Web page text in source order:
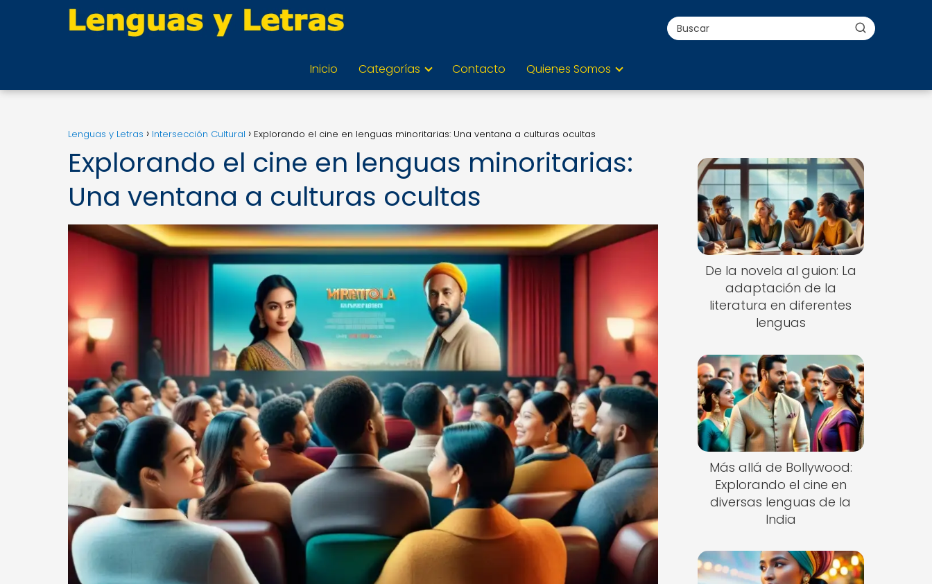
Inicio Categorías Contacto Quienes Somos
Lenguas y Letras Intersección Cultural Explorando el cine en lenguas minoritarias: Una ventana a culturas ocultas
Explorando el cine en lenguas minoritarias:
Una ventana a culturas ocultas
De la novela al guion: La
adaptación de la
literatura en diferentes
lenguas
Más allá de Bollywood:
Explorando el cine en
diversas lenguas de la
India